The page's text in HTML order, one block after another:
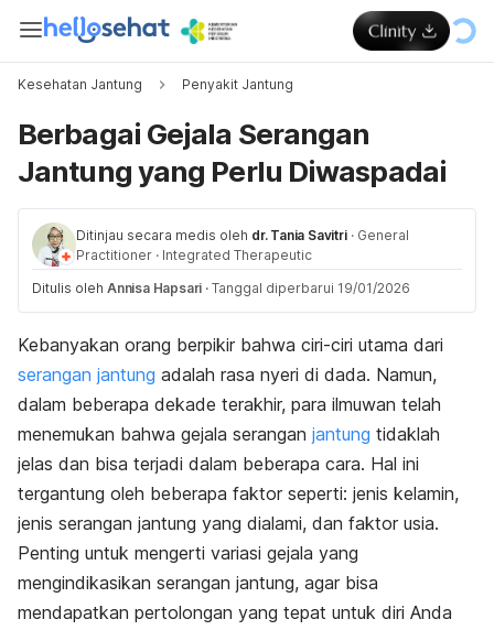
Kesehatan Jantung Penyakit Jantung
Berbagai Gejala Serangan
Jantung yang Perlu Diwaspadai
Ditinjau secara medis oleh dr. Tania Savitri · General
Practitioner · Integrated Therapeutic
Ditulis oleh Annisa Hapsari · Tanggal diperbarui 19/01/2026
Kebanyakan orang berpikir bahwa ciri-ciri utama dari
serangan jantung adalah rasa nyeri di dada. Namun,
dalam beberapa dekade terakhir, para ilmuwan telah
menemukan bahwa gejala serangan jantung tidaklah
jelas dan bisa terjadi dalam beberapa cara. Hal ini
tergantung oleh beberapa faktor seperti: jenis kelamin,
jenis serangan jantung yang dialami, dan faktor usia.
Penting untuk mengerti variasi gejala yang
mengindikasikan serangan jantung, agar bisa
mendapatkan pertolongan yang tepat untuk diri Anda